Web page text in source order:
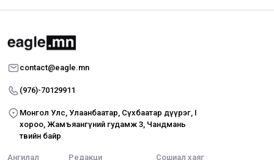
contact@eagle.mn
(976)-70129911
Монгол Улс, Улаанбаатар, Сүхбаатар дүүрэг, I
хороо, Жамъяангүний гудамж 3, Чандмань
төвийн байр
Ангилал Редакци Сошиал хаяг